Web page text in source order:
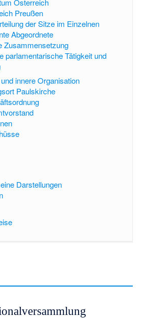
Österreich
Preußen
der Sitze im Einzelnen
Abgeordnete
Zusammensetzung
parlamentarische Tätigkeit und
innere Organisation
Paulskirche
Darstellungen